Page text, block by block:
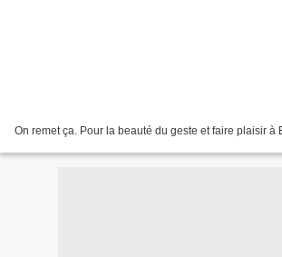
On remet ça. Pour la beauté du geste et faire plaisir à